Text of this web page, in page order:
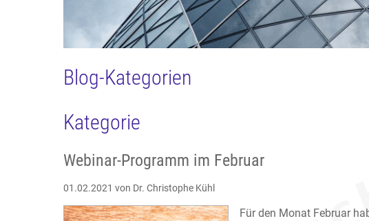
Blog-Kategorien
Kategorie
Webinar-Programm im Februar
01.02.2021 von Dr. Christophe Kühl
Für den Monat Februar